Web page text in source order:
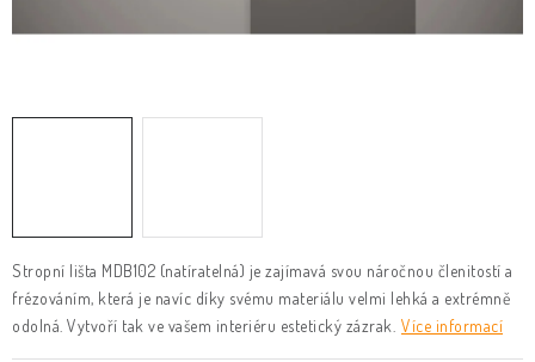
Stropní lišta MDB102 (natíratelná) je zajímavá svou náročnou členitostí a
frézováním, která je navíc díky svému materiálu velmi lehká a extrémně
odolná. Vytvoří tak ve vašem interiéru estetický zázrak. Více informací